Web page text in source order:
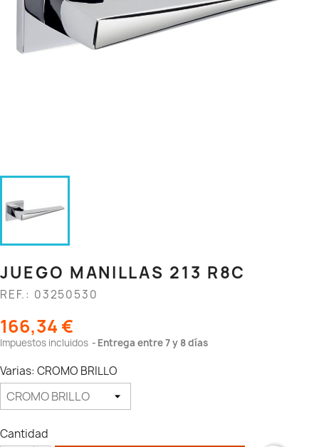
JUEGO MANILLAS 213 R8C
REF.: 03250530
166,34 €
Impuestos incluidos Entrega entre 7 y 8 días
Varias: CROMO BRILLO
Cantidad